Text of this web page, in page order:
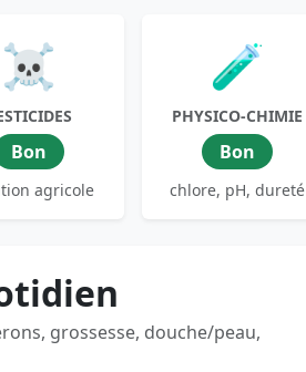
☠️
Bon
agricole
🧪
PHYSICO-CHIMIE
Bon
chlore, pH, dureté
grossesse, douche/peau,